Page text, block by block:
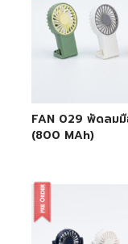
FAN 029 พัดลม
(800 MAh)